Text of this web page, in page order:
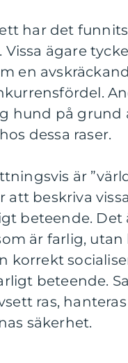
har det
ägare
en
hund på grund
dessa raser.
är
att beskriva
beteende.
är farlig,
korrekt
beteende.
ras,
säkerhet.